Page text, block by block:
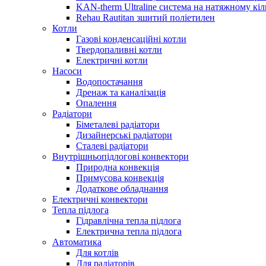
KAN-therm Ultraline система на натяжному
Rehau Rautitan зшитий поліетилен
Котли
Газові конденсаційні котли
Твердопаливні котли
Електричні котли
Насоси
Водопостачання
Дренаж та каналізація
Опалення
Радіатори
Біметалеві радіатори
Дизайнерські радіатори
Сталеві радіатори
Внутрішньопідлогові конвектори
Природна конвекція
Примусова конвекція
Додаткове обладнання
Електричні конвектори
Тепла підлога
Гідравлічна тепла підлога
Електрична тепла підлога
Автоматика
Для котлів
Для радіаторів